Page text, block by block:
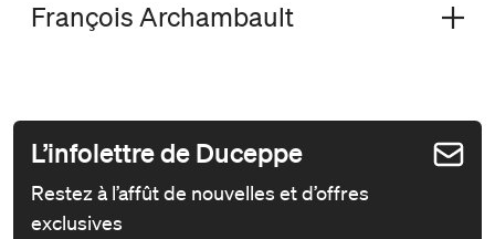
François Archambault
L’infolettre de Duceppe
Restez à l’affût de nouvelles et d’offres
exclusives